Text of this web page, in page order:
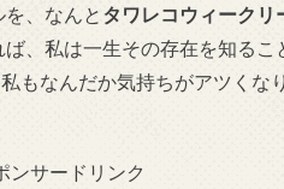
、なんと タワレコウィークリ
、私は一生その存在を知るこ
もなんだか気持ちがアツくな
ンサードリンク